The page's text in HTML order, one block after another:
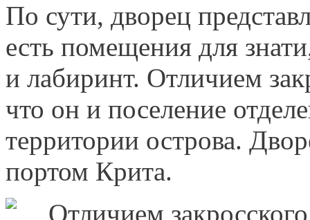
По сути, дворец
есть помещения для
и лабиринт. Отличием
что он и поселение
территории острова.
портом Крита.